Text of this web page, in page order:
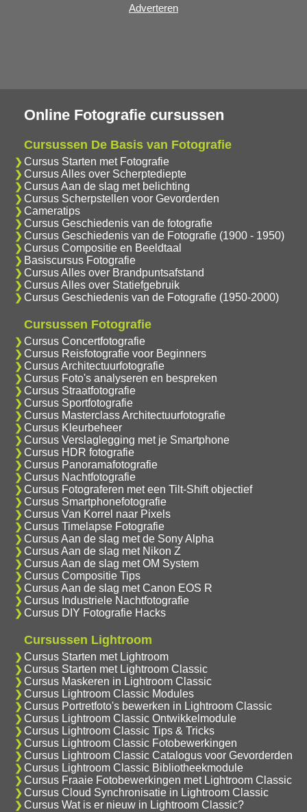
Adverteren
Online Fotografie cursussen
Cursussen De Basis van Fotografie
Cursus Starten met Fotografie
Cursus Alles over Scherptediepte
Cursus Aan de slag met belichting
Cursus Scherpstellen voor Gevorderden
Cameratips
Cursus Geschiedenis van de fotografie
Cursus Geschiedenis van de Fotografie (1900 - 1950)
Cursus Compositie en Beeldtaal
Basiscursus Fotografie
Cursus Alles over Brandpuntsafstand
Cursus Alles over Statiefgebruik
Cursus Geschiedenis van de Fotografie (1950-2000)
Cursussen Fotografie
Cursus Concertfotografie
Cursus Reisfotografie voor Beginners
Cursus Architectuurfotografie
Cursus Foto's analyseren en bespreken
Cursus Straatfotografie
Cursus Sportfotografie
Cursus Masterclass Architectuurfotografie
Cursus Kleurbeheer
Cursus Verslaglegging met je Smartphone
Cursus HDR fotografie
Cursus Panoramafotografie
Cursus Nachtfotografie
Cursus Fotograferen met een Tilt-Shift objectief
Cursus Smartphonefotografie
Cursus Van Korrel naar Pixels
Cursus Timelapse Fotografie
Cursus Aan de slag met de Sony Alpha
Cursus Aan de slag met Nikon Z
Cursus Aan de slag met OM System
Cursus Compositie Tips
Cursus Aan de slag met Canon EOS R
Cursus Industriele Nachtfotografie
Cursus DIY Fotografie Hacks
Cursussen Lightroom
Cursus Starten met Lightroom
Cursus Starten met Lightroom Classic
Cursus Maskeren in Lightroom Classic
Cursus Lightroom Classic Modules
Cursus Portretfoto's bewerken in Lightroom Classic
Cursus Lightroom Classic Ontwikkelmodule
Cursus Lightroom Classic Tips & Tricks
Cursus Lightroom Classic Fotobewerkingen
Cursus Lightroom Classic Catalogus voor Gevorderden
Cursus Lightroom Classic Bibliotheekmodule
Cursus Fraaie Fotobewerkingen met Lightroom Classic
Cursus Cloud Synchronisatie in Lightroom Classic
Cursus Wat is er nieuw in Lightroom Classic?